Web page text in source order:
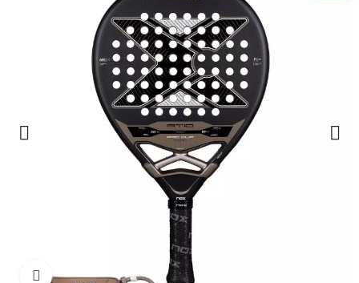
Click to enlarge